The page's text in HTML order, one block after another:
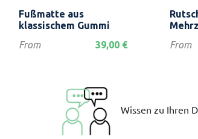

Fußmatte aus
klassischem Gummi
Preis
From 39,00 € Preis
From
Wissen zu Ihren